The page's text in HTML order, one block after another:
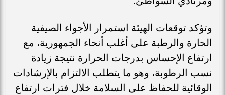
وتؤكد توقعات الهيئة استمرار الأجواء الصيفية
الحارة والرطبة على أغلب أنحاء الجمهورية، مع
ارتفاع الإحساس بدرجات الحرارة نتيجة زيادة
نسب الرطوبة، وهو ما يتطلب الالتزام بالإرشادات
الوقائية للحفاظ على السلامة خلال فترات ارتفاع